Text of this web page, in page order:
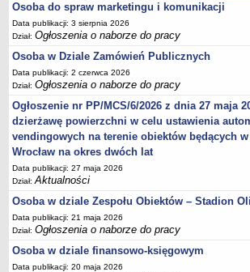
RODO
Kontrole
Petycje
Rejestr wniosków o udostępnienie informacji
Deklaracja dostępności
Plan postępowań
Platforma zakupowa
SPRAWOZDANIA
Sprawozdania finansowe 2020
Sprawozdania finansowe 2021
Sprawozdania finansowe 2022
Sprawozdania finansowe 2023
Osoba do spraw marketingu i komunikacji
Data publikacji: 3 sierpnia 2026
Dział:Ogłoszenia o naborze do pracy
Osoba w Dziale Zamówień Publicznych
Data publikacji: 2 czerwca 2026
Dział:Ogłoszenia o naborze do pracy
Ogłoszenie nr PP/MCS/6/2026 z dnia 27 maja
dzierżawę powierzchni w celu ustawienia
vendingowych na terenie obiektów będących w
Wrocław na okres dwóch lat
Data publikacji: 27 maja 2026
Dział:Aktualności
Osoba w dziale Zespołu Obiektów – Stadion
Data publikacji: 21 maja 2026
Dział:Ogłoszenia o naborze do pracy
Osoba w dziale finansowo-księgowym
Data publikacji: 20 maja 2026